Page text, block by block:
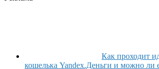
Как проходит
кошелька Yandex.Деньги и можно ли